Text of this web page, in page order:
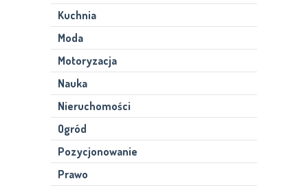
Kuchnia
Moda
Motoryzacja
Nauka
Nieruchomości
Ogród
Pozycjonowanie
Prawo